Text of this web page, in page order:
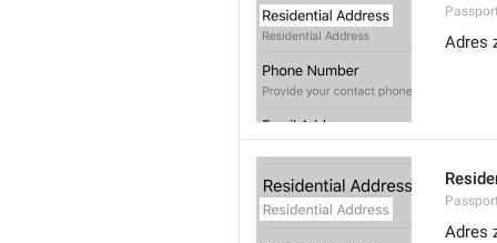
Adres
Adres